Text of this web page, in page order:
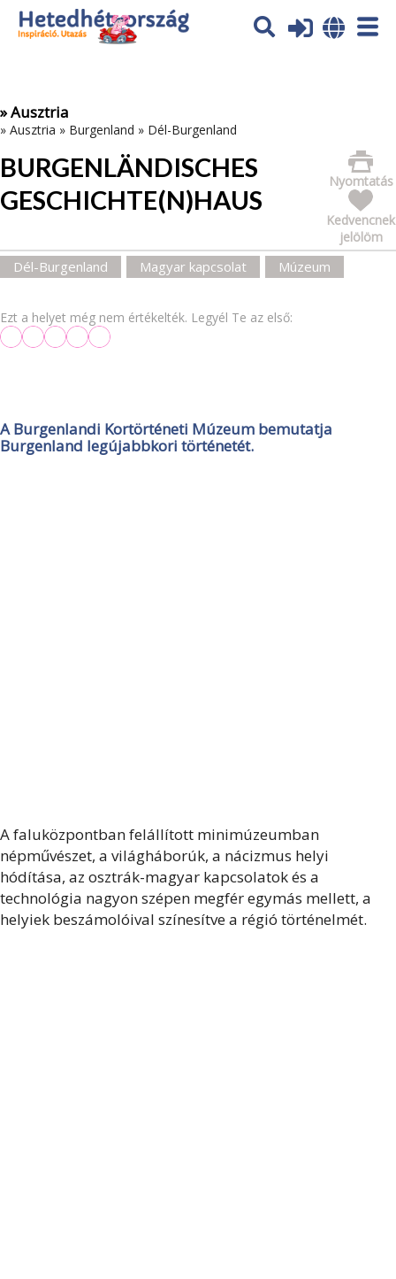
Az oldal sütiket (cookies) használ. További tájékoztatás itt:
Adatvédelmi tájékoztató
» Ausztria
» Ausztria » Burgenland » Dél-Burgenland
BURGENLÄNDISCHES
GESCHICHTE(N)HAUS
Nyomtatás
Kedvencnek
jelölöm
Dél-Burgenland Magyar kapcsolat Múzeum
Ezt a helyet még nem értékelték. Legyél Te az első:
A Burgenlandi Kortörténeti Múzeum bemutatja
Burgenland legújabbkori történetét.
A faluközpontban felállított minimúzeumban
népművészet, a világháborúk, a nácizmus helyi
hódítása, az osztrák-magyar kapcsolatok és a
technológia nagyon szépen megfér egymás mellett, a
helyiek beszámolóival színesítve a régió történelmét.